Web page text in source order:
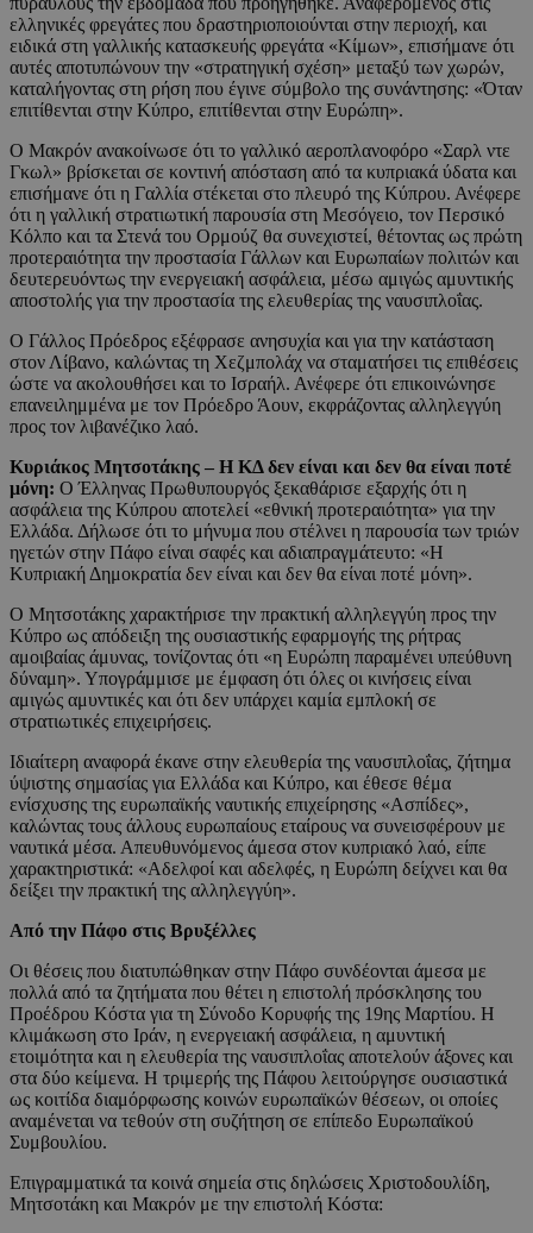
ελληνικές φρεγάτες που δραστηριοποιούνται στην περιοχή, και
ειδικά στη γαλλικής κατασκευής φρεγάτα «Κίμων», επισήμανε ότι
αυτές αποτυπώνουν την «στρατηγική σχέση» μεταξύ των χωρών,
καταλήγοντας στη ρήση που έγινε σύμβολο της συνάντησης: «Όταν
επιτίθενται στην Κύπρο, επιτίθενται στην Ευρώπη».
Ο Μακρόν ανακοίνωσε ότι το γαλλικό αεροπλανοφόρο «Σαρλ ντε
Γκωλ» βρίσκεται σε κοντινή απόσταση από τα κυπριακά ύδατα και
επισήμανε ότι η Γαλλία στέκεται στο πλευρό της Κύπρου. Ανέφερε
ότι η γαλλική στρατιωτική παρουσία στη Μεσόγειο, τον Περσικό
Κόλπο και τα Στενά του Ορμούζ θα συνεχιστεί, θέτοντας ως πρώτη
προτεραιότητα την προστασία Γάλλων και Ευρωπαίων πολιτών και
δευτερευόντως την ενεργειακή ασφάλεια, μέσω αμιγώς αμυντικής
αποστολής για την προστασία της ελευθερίας της ναυσιπλοΐας.
Ο Γάλλος Πρόεδρος εξέφρασε ανησυχία και για την κατάσταση
στον Λίβανο, καλώντας τη Χεζμπολάχ να σταματήσει τις επιθέσεις
ώστε να ακολουθήσει και το Ισραήλ. Ανέφερε ότι επικοινώνησε
επανειλημμένα με τον Πρόεδρο Άουν, εκφράζοντας αλληλεγγύη
προς τον λιβανέζικο λαό.
Κυριάκος Μητσοτάκης – Η ΚΔ δεν είναι και δεν θα είναι ποτέ
μόνη: Ο Έλληνας Πρωθυπουργός ξεκαθάρισε εξαρχής ότι η
ασφάλεια της Κύπρου αποτελεί «εθνική προτεραιότητα» για την
Ελλάδα. Δήλωσε ότι το μήνυμα που στέλνει η παρουσία των τριών
ηγετών στην Πάφο είναι σαφές και αδιαπραγμάτευτο: «Η
Κυπριακή Δημοκρατία δεν είναι και δεν θα είναι ποτέ μόνη».
Ο Μητσοτάκης χαρακτήρισε την πρακτική αλληλεγγύη προς την
Κύπρο ως απόδειξη της ουσιαστικής εφαρμογής της ρήτρας
αμοιβαίας άμυνας, τονίζοντας ότι «η Ευρώπη παραμένει υπεύθυνη
δύναμη». Υπογράμμισε με έμφαση ότι όλες οι κινήσεις είναι
αμιγώς αμυντικές και ότι δεν υπάρχει καμία εμπλοκή σε
στρατιωτικές επιχειρήσεις.
Ιδιαίτερη αναφορά έκανε στην ελευθερία της ναυσιπλοΐας, ζήτημα
ύψιστης σημασίας για Ελλάδα και Κύπρο, και έθεσε θέμα
ενίσχυσης της ευρωπαϊκής ναυτικής επιχείρησης «Ασπίδες»,
καλώντας τους άλλους ευρωπαίους εταίρους να συνεισφέρουν με
ναυτικά μέσα. Απευθυνόμενος άμεσα στον κυπριακό λαό, είπε
χαρακτηριστικά: «Αδελφοί και αδελφές, η Ευρώπη δείχνει και θα
δείξει την πρακτική της αλληλεγγύη».
Από την Πάφο στις Βρυξέλλες
Οι θέσεις που διατυπώθηκαν στην Πάφο συνδέονται άμεσα με
πολλά από τα ζητήματα που θέτει η επιστολή πρόσκλησης του
Προέδρου Κόστα για τη Σύνοδο Κορυφής της 19ης Μαρτίου. Η
κλιμάκωση στο Ιράν, η ενεργειακή ασφάλεια, η αμυντική
ετοιμότητα και η ελευθερία της ναυσιπλοΐας αποτελούν άξονες και
στα δύο κείμενα. Η τριμερής της Πάφου λειτούργησε ουσιαστικά
ως κοιτίδα διαμόρφωσης κοινών ευρωπαϊκών θέσεων, οι οποίες
αναμένεται να τεθούν στη συζήτηση σε επίπεδο Ευρωπαϊκού
Συμβουλίου.
Επιγραμματικά τα κοινά σημεία στις δηλώσεις Χριστοδουλίδη,
Μητσοτάκη και Μακρόν με την επιστολή Κόστα: